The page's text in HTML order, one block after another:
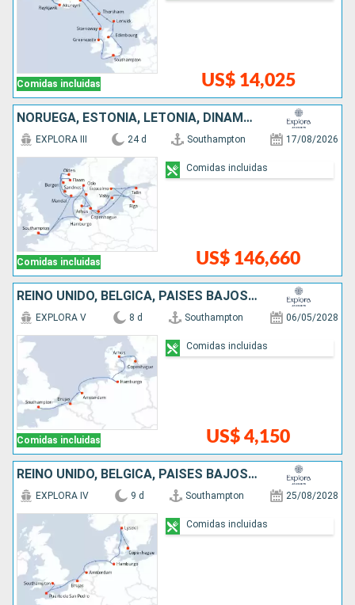
Comidas incluidas US$ 14,025
NORUEGA, ESTONIA, LETONIA, DINAMARCA, SUECIA, ALEMANIA, REINO UNIDO
Comidas incluidas
EXPLORA III 24 d Southampton 17/08/2026
US$ 146,660
Comidas incluidas
REINO UNIDO, BÉLGICA, PAISES BAJOS, ALEMANIA, DINAMARCA
Comidas incluidas
EXPLORA V 8 d Southampton 06/05/2028
US$ 4,150
Comidas incluidas
REINO UNIDO, BÉLGICA, PAISES BAJOS, ALEMANIA, SUECIA, DINAMARCA
EXPLORA IV 9 d Southampton 25/08/2028
Comidas incluidas